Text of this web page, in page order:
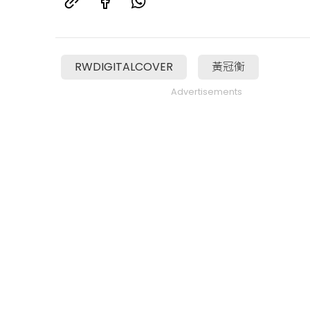
RWDIGITALCOVER 黃冠衡
Advertisements